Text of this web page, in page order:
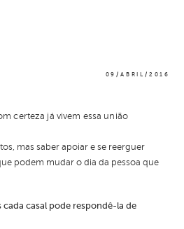
09/ABRIL/2016
certeza já vivem essa união
mas saber apoiar e se reerguer
podem mudar o dia da pessoa que
casal pode respondê-la de